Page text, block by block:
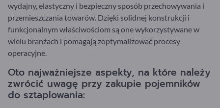
wydajny, elastyczny i bezpieczny sposób przechowywania i
przemieszczania towarów. Dzięki solidnej konstrukcji i
funkcjonalnym właściwościom są one wykorzystywane w
wielu branżach i pomagają zoptymalizować procesy
operacyjne.
Oto najważniejsze aspekty, na które należy
zwrócić uwagę przy zakupie pojemników
do sztaplowania: